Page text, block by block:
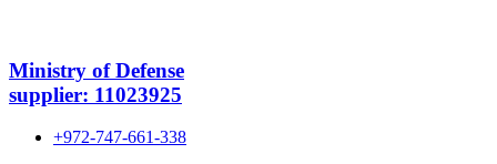
Ministry of Defense
supplier: 11023925
+972-747-661-338